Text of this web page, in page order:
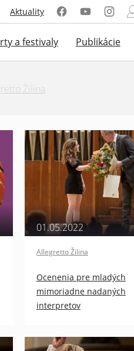
Aktuality
a festivaly Publikácie
Žilina
01.05.2022
Allegretto Žilina
Ocenenia pre mladých
mimoriadne nadaných
interpretov